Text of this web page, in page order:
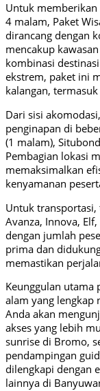
Untuk memberikan
4 malam, Paket
dirancang dengan
mencakup
kombinasi
ekstrem, paket ini
kalangan,
Dari sisi
penginapan di
(1 malam),
Pembagian lokasi
memaksimalkan
kenyamanan
Untuk
Avanza, Innova,
dengan jumlah
prima dan
memastikan
Keunggulan utama
alam yang lengkap
Anda akan
akses yang lebih
sunrise di Bromo,
pendampingan
dilengkapi dengan
lainnya di